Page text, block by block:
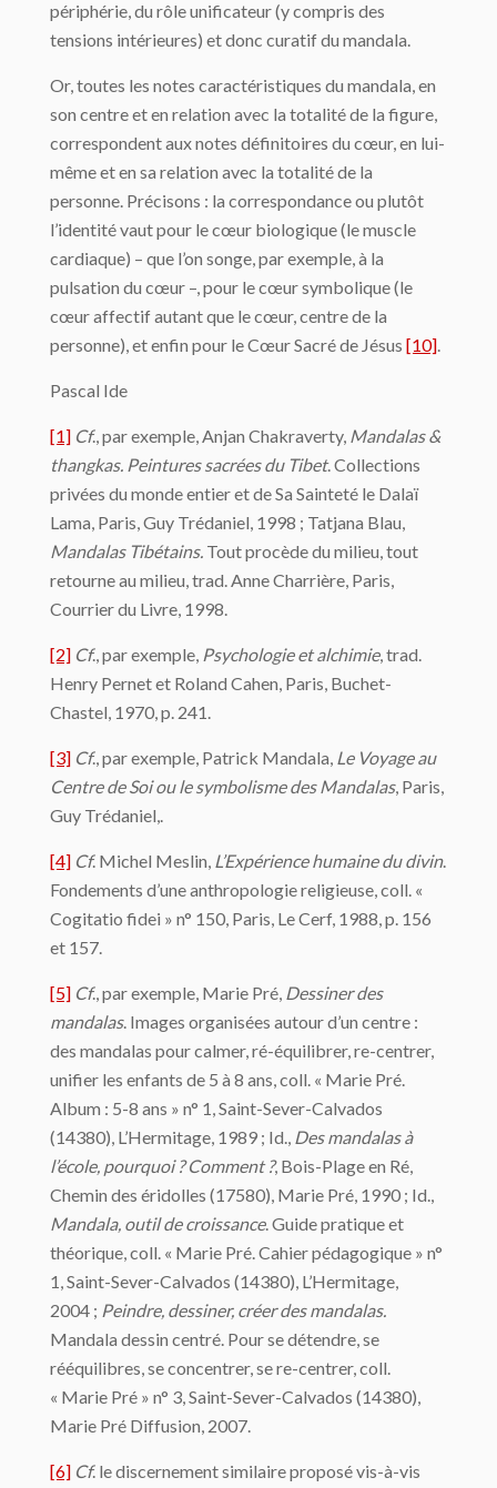
périphérie, du rôle unificateur (y compris des
tensions intérieures) et donc curatif du mandala.
Or, toutes les notes caractéristiques du mandala, en
son centre et en relation avec la totalité de la figure,
correspondent aux notes définitoires du cœur, en lui-
même et en sa relation avec la totalité de la
personne. Précisons : la correspondance ou plutôt
l’identité vaut pour le cœur biologique (le muscle
cardiaque) – que l’on songe, par exemple, à la
pulsation du cœur –, pour le cœur symbolique (le
cœur affectif autant que le cœur, centre de la
personne), et enfin pour le Cœur Sacré de Jésus [10].
Pascal Ide
[1] Cf., par exemple, Anjan Chakraverty, Mandalas &
thangkas. Peintures sacrées du Tibet. Collections
privées du monde entier et de Sa Sainteté le Dalaï
Lama, Paris, Guy Trédaniel, 1998 ; Tatjana Blau,
Mandalas Tibétains. Tout procède du milieu, tout
retourne au milieu, trad. Anne Charrière, Paris,
Courrier du Livre, 1998.
[2] Cf., par exemple, Psychologie et alchimie, trad.
Henry Pernet et Roland Cahen, Paris, Buchet-
Chastel, 1970, p. 241.
[3] Cf., par exemple, Patrick Mandala, Le Voyage au
Centre de Soi ou le symbolisme des Mandalas, Paris,
Guy Trédaniel,.
[4] Cf. Michel Meslin, L’Expérience humaine du divin.
Fondements d’une anthropologie religieuse, coll. «
Cogitatio fidei » n° 150, Paris, Le Cerf, 1988, p. 156
et 157.
[5] Cf., par exemple, Marie Pré, Dessiner des
mandalas. Images organisées autour d’un centre :
des mandalas pour calmer, ré-équilibrer, re-centrer,
unifier les enfants de 5 à 8 ans, coll. « Marie Pré.
Album : 5-8 ans » n° 1, Saint-Sever-Calvados
(14380), L’Hermitage, 1989 ; Id., Des mandalas à
l’école, pourquoi ? Comment ?, Bois-Plage en Ré,
Chemin des éridolles (17580), Marie Pré, 1990 ; Id.,
Mandala, outil de croissance. Guide pratique et
théorique, coll. « Marie Pré. Cahier pédagogique » n°
1, Saint-Sever-Calvados (14380), L’Hermitage,
2004 ; Peindre, dessiner, créer des mandalas.
Mandala dessin centré. Pour se détendre, se
rééquilibres, se concentrer, se re-centrer, coll.
« Marie Pré » n° 3, Saint-Sever-Calvados (14380),
Marie Pré Diffusion, 2007.
[6] Cf. le discernement similaire proposé vis-à-vis